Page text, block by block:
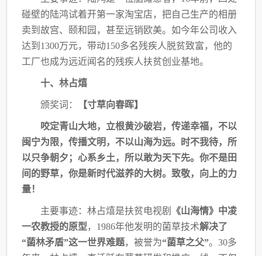
碰壁的陆鸿试着开第一家淘宝店，把自 己生产的相册
卖到故宫、颐和园，甚至远销欧美。如今年公司收入
达到1300万元，带动150多名残疾人脱贫致富，他的
工厂也成为远近闻名的残疾人扶贫创业基地。
十、林占熺
颁奖词： 【寸草向春晖】
咬定青山大地，立根黄沙破岩，传递幸福，不以
闽宁为限，传播文明，不以山海为远。
时不我待，所
以只争朝夕；心系乡土，所以敢为天下先。你不是田
间的野草，你是新时代滋养的大树。致敬，向上的力
量！
主要事迹：林占熺是扶贫电视剧
《山海情》中凌
一农教授的原型 ， 1986年他发明的菌草技术解决了
“菌林矛盾”这一世界难题，被誉为“菌草之父”。30多